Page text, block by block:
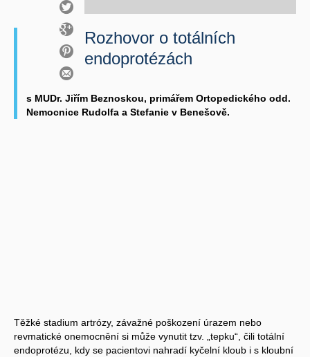
Rozhovor o totálních
endoprotézách
s MUDr. Jiřím Beznoskou, primářem Ortopedického odd.
Nemocnice Rudolfa a Stefanie v Benešově.
Těžké stadium artrózy, závažné poškození úrazem nebo
revmatické onemocnění si může vynutit tzv. „tepku“, čili totální
endoprotézu, kdy se pacientovi nahradí kyčelní kloub i s kloubní